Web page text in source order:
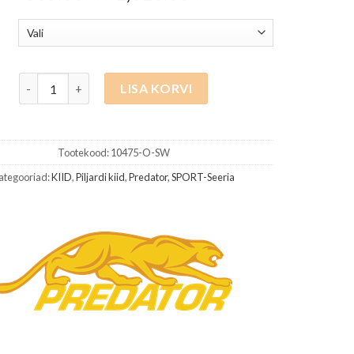
1,010.00 €
LISA KORVI
Tootekood:10475-O-SW
KIID,Piljardi kiid,Predator,SPORT-Seeria